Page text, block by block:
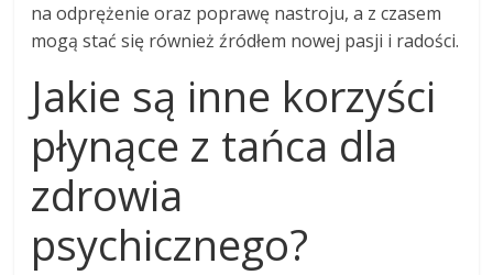
na odprężenie oraz poprawę nastroju, a z czasem
mogą stać się również źródłem nowej pasji i radości.
Jakie są inne korzyści
płynące z tańca dla
zdrowia
psychicznego?